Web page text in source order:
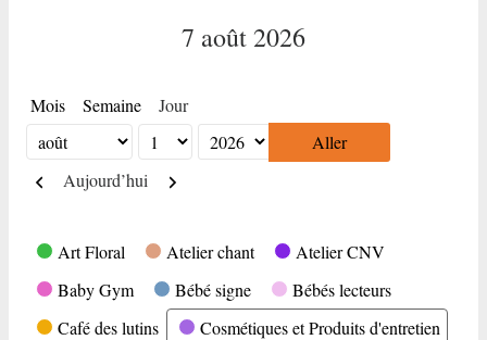
7 août 2026
Mois Semaine Jour
Mois
Jour
Année
Précédent
Aujourd’hui Suivant
Catégories
Art Floral Atelier chant
Atelier CNV
Baby Gym
Bébé signe
Bébés lecteurs
Café des lutins
Cosmétiques et Produits d'entretien